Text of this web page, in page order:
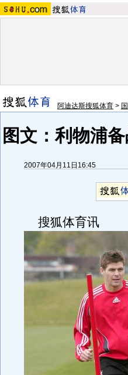
阿迪达斯搜狐体育 >
图文：利物浦
2007年04月11日16:45
搜狐体育讯